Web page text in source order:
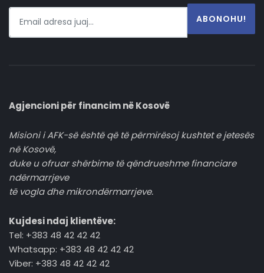
ABONOHU!
Agjencioni për financim në Kosovë
Misioni i AFK-së është që të përmirësoj kushtet e jetesës
në Kosovë,
duke u ofruar shërbime të qëndrueshme financiare
ndërmarrjeve
të vogla dhe mikrondërmarrjeve.
Kujdesi ndaj klientëve:
Tel: +383 48 42 42 42
Whatsapp: +383 48 42 42 42
Viber: +383 48 42 42 42